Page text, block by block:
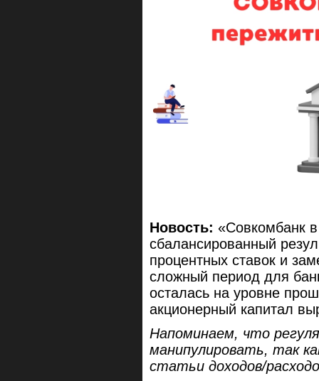
Новость: «Совкомбанк
сбалансированный
процентных ставок и
сложный период для
осталась на уровне
акционерный капитал
Напоминаем, что
манипулировать, так
статьи доходов/